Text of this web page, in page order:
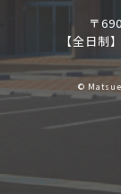
〒
【全日制
©